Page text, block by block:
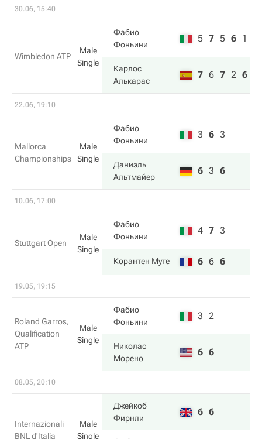
30.06, 15:40
Wimbledon ATP
Male
Single
Фабио
Фоньини
5 7 5 6 1
Карлос
Алькарас
7 6 7 2 6
22.06, 19:10
Mallorca
Championships
Male
Single
Фабио
Фоньини
3 6 3
Даниэль
Альтмайер
6 3 6
10.06, 17:00
Stuttgart Open
Male
Single
Фабио
Фоньини
4 7 3
Корантен Муте 6 6 6
19.05, 19:15
Roland Garros,
Qualification
ATP
Male
Single
Фабио
Фоньини
3 2
Николас
Морено
6 6
08.05, 20:10
Internazionali
BNL d'Italia
Male
Single
Джейкоб
Фирнли
6 6